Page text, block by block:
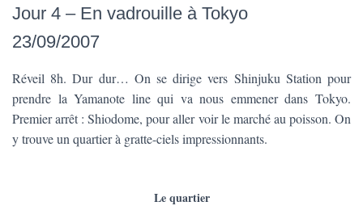
Jour 4 – En vadrouille à Tokyo
23/09/2007
Réveil 8h. Dur dur… On se dirige vers Shinjuku Station pour
prendre la Yamanote line qui va nous emmener dans Tokyo.
Premier arrêt : Shiodome, pour aller voir le marché au poisson. On
y trouve un quartier à gratte-ciels impressionnants.
Le quartier